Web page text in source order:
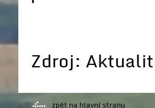
Zdroj:
zpět na hlavní stranu